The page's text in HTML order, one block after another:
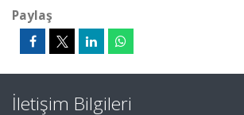
Paylaş
İletişim Bilgileri